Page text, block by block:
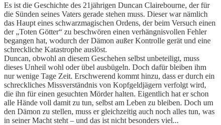
Es ist die Geschichte des 21jährigen Duncan Clairebourne, der für
die Sünden seines Vaters gerade stehen muss. Dieser war nämlich
das Haupt eines schwarzmagischen Ordens, der beim Versuch einen
der „Toten Götter“ zu beschwören einen verhängnisvollen Fehler
begangen hat, wodurch der Dämon außer Kontrolle gerät und eine
schreckliche Katastrophe auslöst.
Duncan, obwohl an diesem Geschehen selbst unbeteiligt, muss
dieses Unheil wohl oder übel ausbügeln. Doch dafür bleiben ihm
nur wenige Tage Zeit. Erschwerend kommt hinzu, dass er durch ein
schreckliches Missverständnis von Kopfgeldjägern verfolgt wird,
die ihn für einen gesuchten Mörder halten. Eigentlich hat er schon
alle Hände voll damit zu tun, selbst am Leben zu bleiben. Doch um
den Dämon zu stellen, muss er gleichzeitig auch noch alles tun, was
in seiner Macht steht – und das ist nicht besonders viel...